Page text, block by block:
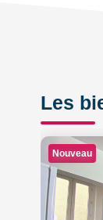
Les
Nouveau